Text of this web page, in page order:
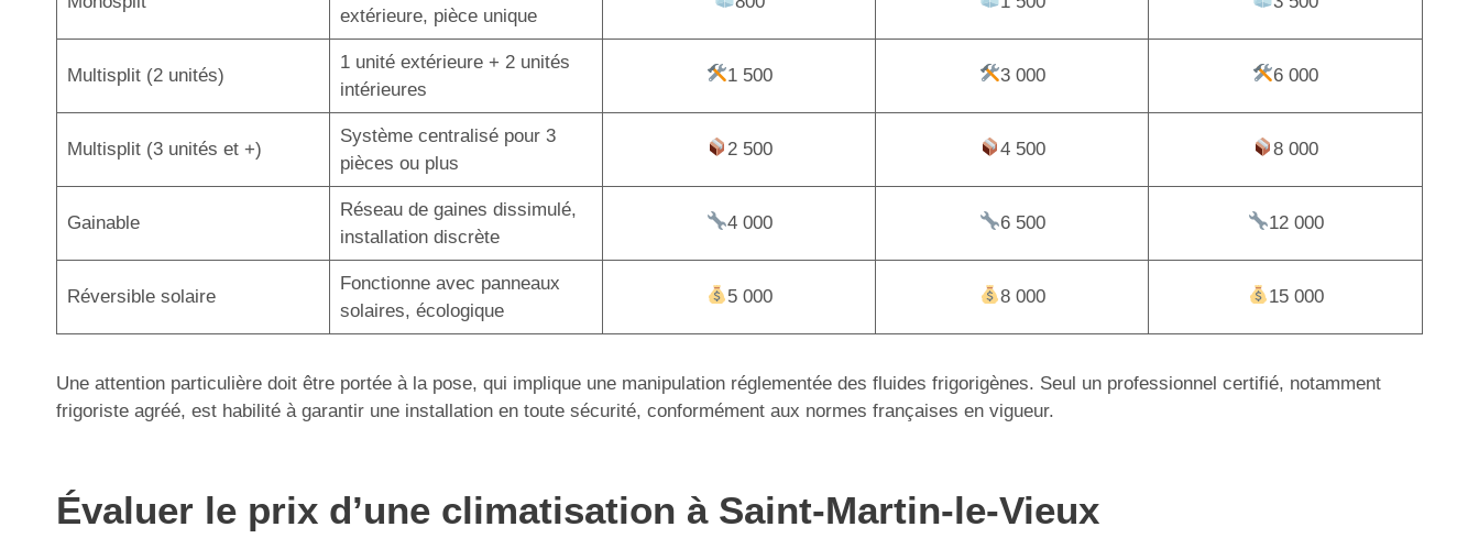
extérieure, pièce unique
Multisplit (2 unités)
1 unité extérieure + 2 unités
intérieures
1 500 3 000 6 000
Multisplit (3 unités et +)
Système centralisé pour 3
pièces ou plus
2 500 4 500 8 000
Gainable
Réseau de gaines dissimulé,
installation discrète
4 000 6 500 12 000
Réversible solaire
Fonctionne avec panneaux
solaires, écologique
5 000 8 000 15 000
Une attention particulière doit être portée à la pose, qui implique une manipulation réglementée des fluides frigorigènes. Seul un professionnel certifié, notamment
frigoriste agréé, est habilité à garantir une installation en toute sécurité, conformément aux normes françaises en vigueur.
Évaluer le prix d’une climatisation à Saint-Martin-le-Vieux